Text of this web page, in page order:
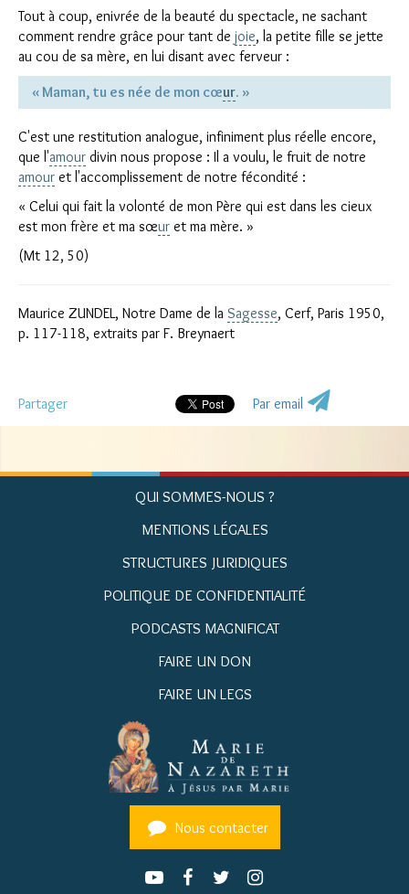
Tout à coup, enivrée de la beauté du spectacle, ne sachant
comment rendre grâce pour tant de joie, la petite fille se jette
au cou de sa mère, en lui disant avec ferveur :
« Maman, tu es née de mon cœur. »
C'est une restitution analogue, infiniment plus réelle encore,
que l'amour divin nous propose : Il a voulu, le fruit de notre
amour et l'accomplissement de notre fécondité :
« Celui qui fait la volonté de mon Père qui est dans les cieux
est mon frère et ma sœur et ma mère. »
(Mt 12, 50)
Maurice ZUNDEL, Notre Dame de la Sagesse, Cerf, Paris 1950,
p. 117-118, extraits par F. Breynaert
Partager Par email
QUI SOMMES-NOUS ?
MENTIONS LÉGALES
STRUCTURES JURIDIQUES
POLITIQUE DE CONFIDENTIALITÉ
PODCASTS MAGNIFICAT
FAIRE UN DON
FAIRE UN LEGS
Nous contacter